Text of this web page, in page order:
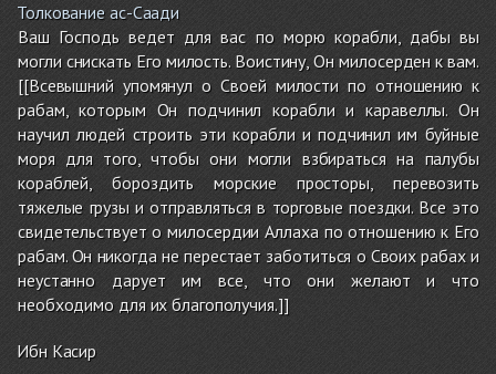
Толкование ас-Саади
Ваш Господь ведет для вас по морю корабли, дабы вы
могли снискать Его милость. Воистину, Он милосерден к вам.
[[Всевышний упомянул о Своей милости по отношению к
рабам, которым Он подчинил корабли и каравеллы. Он
научил людей строить эти корабли и подчинил им буйные
моря для того, чтобы они могли взбираться на палубы
кораблей, бороздить морские просторы, перевозить
тяжелые грузы и отправляться в торговые поездки. Все это
свидетельствует о милосердии Аллаха по отношению к Его
рабам. Он никогда не перестает заботиться о Своих рабах и
неустанно дарует им все, что они желают и что
необходимо для их благополучия.]]
Ибн Касир